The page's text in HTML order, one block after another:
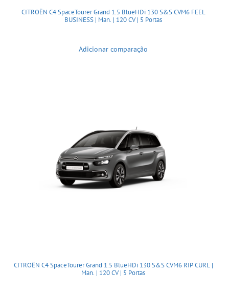
CITROËN C4 SpaceTourer Grand 1.5 BlueHDi 130 S&S CVM6 FEEL
BUSINESS | Man. | 120 CV | 5 Portas
Adicionar comparação
CITROËN C4 SpaceTourer Grand 1.5 BlueHDi 130 S&S CVM6 RIP CURL |
Man. | 120 CV | 5 Portas